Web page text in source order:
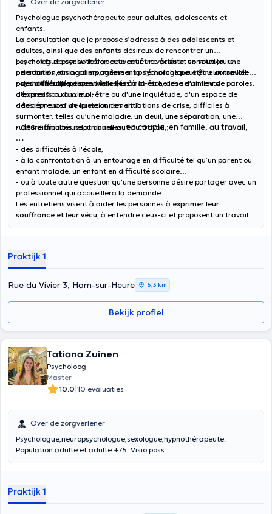
Psychologue psychothérapeute pour adultes, adolescents et
enfants.
La consultation que je propose s’adresse à des adolescents et
adultes, ainsi que des enfants désireux de rencontrer un
psychologue psychothérapeute pour uneécoute, un soutien, une
orientation, un accompagnement psychologique et/ou un travail
psychothérapeutique. Vous êtes à la recherche d'un lieu de paroles,
d'expression d'un mal-être ou d'une inquiétude, d'un espace de
déploiement d'un questionnement?
Les motifs de consultation peuvent être variés et sont toujours
personnels et singuliers, même si la démarche peut être conseillée
par un tiers. Ils peuvent être liés à
- desdifficultés personnelles, un mal-être, des sentiments
dépressifs ou anxieux;
- des épreuves de la vie ou dessituations de crise, difficiles à
surmonter, telles qu’une maladie, un deuil, une séparation, une
rupture amoureuse, unburn-outau travail ;
- desdifficultés relationnelles, en couple, en famille, au travail,
…
- des difficultés à l'école,
- à la confrontation à un entourage en difficulté tel qu’un parent ou
enfant malade, un enfant en difficulté scolaire…
- ou à toute autre question qu'une personne désire partager avec un
professionnel qui accueillera la demande.
Les entretiens visent à aider les personnes à exprimer leur
souffrance et leur vécu, à entendre ceux-ci et proposent un travail
d’alternatives et d’élaboration.
Praktijk 1
Rue du Vivier 3, Ham-sur-Heure 5,3 km
Bekijk profiel
Tatiana Zuinen
Psycholoog
Master
10.0|10 evaluaties
Over de zorgverlener
Psychologue,neuropsychologue,sexologue,hypnothérapeute.
Population adulte et adulte +75. Visio poss.
Praktijk 1